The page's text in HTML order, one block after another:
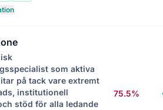
som aktiva
på tack vare extremt
institutionell
stöd för alla ledande
75.5%